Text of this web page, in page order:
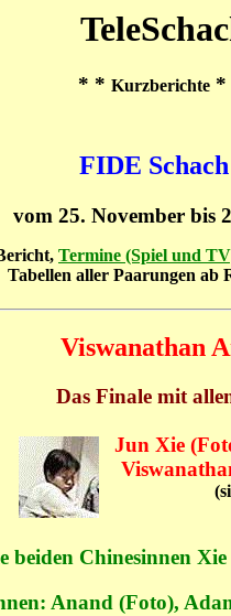
* * Kurzberichte *
FIDE
vom 25. November bis
Termine (Spiel und
Tabellen aller Paarungen ab
Viswanathan
Das Finale mit
Jun Xie
beiden Chinesinnen
Anand (Foto),